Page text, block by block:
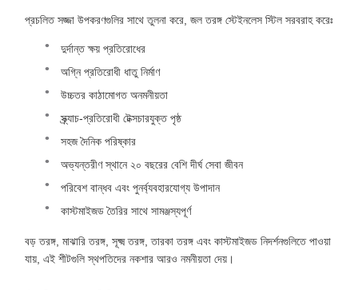
প্রচলিত সজ্জা উপকরণগুলির সাথে তুলনা করে, জল তরঙ্গ স্টেইনলেস স্টিল সরবরাহ করেঃ
দুর্দান্ত ক্ষয় প্রতিরোধের
অগ্নি প্রতিরোধী ধাতু নির্মাণ
উচ্চতর কাঠামোগত অনমনীয়তা
স্ক্র্যাচ-প্রতিরোধী টেক্সচারযুক্ত পৃষ্ঠ
সহজ দৈনিক পরিষ্কার
অভ্যন্তরীণ স্থানে ২০ বছরের বেশি দীর্ঘ সেবা জীবন
পরিবেশ বান্ধব এবং পুনর্ব্যবহারযোগ্য উপাদান
কাস্টমাইজড তৈরির সাথে সামঞ্জস্যপূর্ণ
বড় তরঙ্গ, মাঝারি তরঙ্গ, সূক্ষ্ম তরঙ্গ, তারকা তরঙ্গ এবং কাস্টমাইজড নিদর্শনগুলিতে পাওয়া
যায়, এই শীটগুলি স্থপতিদের নকশার আরও নমনীয়তা দেয়।